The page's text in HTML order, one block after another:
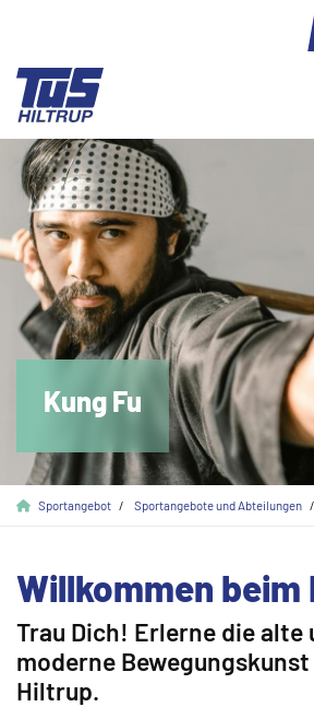
Kung Fu
Sportangebot Sportangebote und Abteilungen
Willkommen beim
Trau Dich! Erlerne die alte
moderne Bewegungskunst
Hiltrup.